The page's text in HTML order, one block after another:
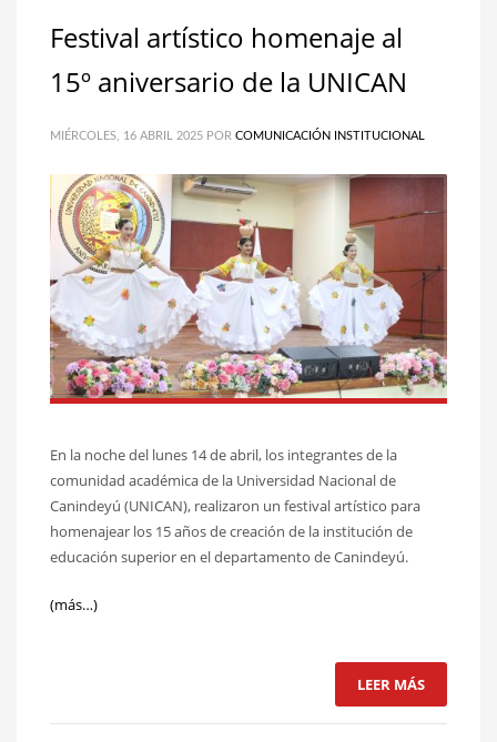
Festival artístico homenaje al
15º aniversario de la UNICAN
MIÉRCOLES, 16 ABRIL 2025 POR COMUNICACIÓN INSTITUCIONAL
En la noche del lunes 14 de abril, los integrantes de la
comunidad académica de la Universidad Nacional de
Canindeyú (UNICAN), realizaron un festival artístico para
homenajear los 15 años de creación de la institución de
educación superior en el departamento de Canindeyú.
(más…)
LEER MÁS